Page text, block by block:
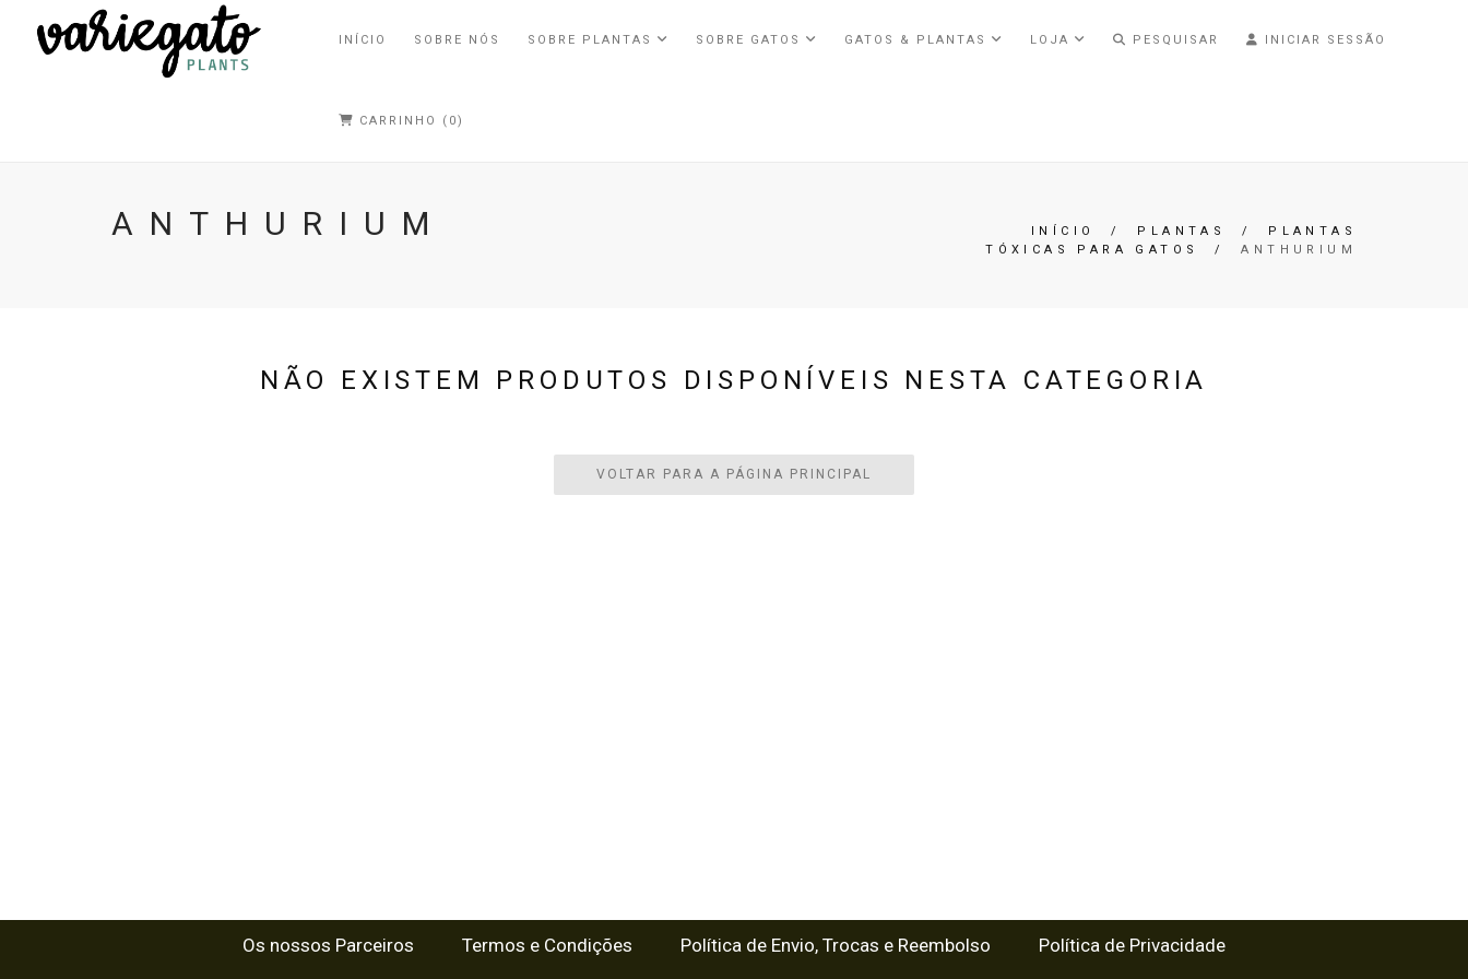
INÍCIO SOBRE NÓS SOBRE PLANTAS SOBRE GATOS GATOS & PLANTAS LOJA PESQUISAR INICIAR SESSÃO
CARRINHO (0)
ANTHURIUM INÍCIO / PLANTAS / PLANTAS
TÓXICAS PARA GATOS
/ANTHURIUM
NÃO EXISTEM PRODUTOS DISPONÍVEIS NESTA CATEGORIA
VOLTAR PARA A PÁGINA PRINCIPAL
Os nossos Parceiros Termos e Condições Política de Envio, Trocas e Reembolso Política de Privacidade